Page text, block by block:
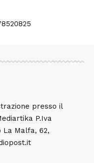
presso il
P.Iva
La Malfa, 62,